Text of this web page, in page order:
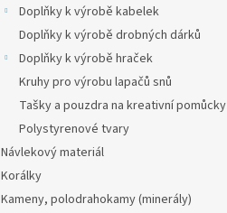
Doplňky k výrobě kabelek
Doplňky k výrobě drobných dárků
Doplňky k výrobě hraček
Kruhy pro výrobu lapačů snů
Tašky a pouzdra na kreativní pomůcky
Polystyrenové tvary
Návlekový materiál
Korálky
Kameny, polodrahokamy (minerály)